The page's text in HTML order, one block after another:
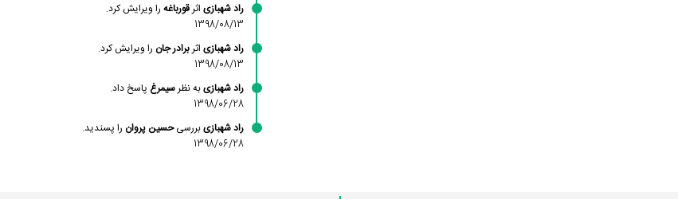
راد شهبازیاثرقورباغهرا ویرایش کرد.
1398/08/13
راد شهبازیاثربرادر جان را ویرایش کرد.
1398/08/13
راد شهبازیبه نظرسیمرغ پاسخ داد.
1398/06/28
راد شهبازیبررسیحسین پروان را پسندید.
1398/06/28